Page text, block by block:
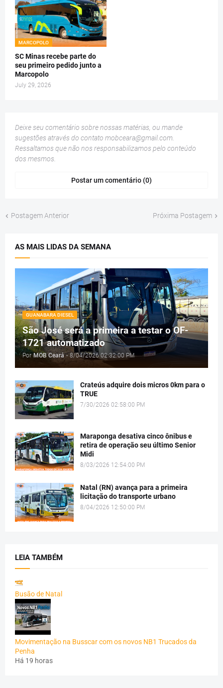
MARCOPOLO
SC Minas recebe parte do
seu primeiro pedido junto a
Marcopolo
July 29, 2026
Deixe seu comentário sobre nossas matérias, ou mande
sugestões através do contato mobceara@gmail.com.
Ressaltamos que não nos responsabilizamos pelo conteúdo
dos mesmos.
Postar um comentário (0)
Postagem Anterior Próxima Postagem
AS MAIS LIDAS DA SEMANA
GUANABARA DIESEL
São José será a primeira a testar o OF-
1721 automatizado
Por MOB Ceará - 8/04/2026 02:32:00 PM
Crateús adquire dois micros 0km para o
TRUE
7/30/2026 02:58:00 PM
Maraponga desativa cinco ônibus e
retira de operação seu último Senior
Midi
8/03/2026 12:54:00 PM
Natal (RN) avança para a primeira
licitação do transporte urbano
8/04/2026 12:50:00 PM
LEIA TAMBÉM
Busão de Natal
Movimentação na Busscar com os novos NB1 Trucados da
Penha
Há 19 horas